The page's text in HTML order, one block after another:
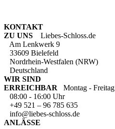
KONTAKT
ZU UNS
Liebes-Schloss.de
Am Lenkwerk 9
33609 Bielefeld
Nordrhein-Westfalen (NRW)
Deutschland
WIR SIND
ERREICHBAR
Montag - Freitag
08:00 - 16:00 Uhr
+49 521 – 96 785 635
info@liebes-schloss.de
ANLÄSSE